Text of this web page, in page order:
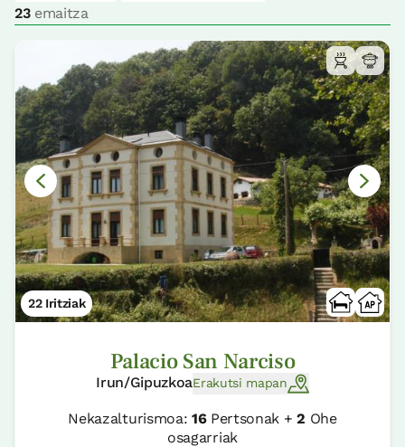
23emaitza
22 Iritziak
Palacio San Narciso
Irun/GipuzkoaErakutsi mapan
Nekazalturismoa: 16Pertsonak +2 Ohe
osagarriak